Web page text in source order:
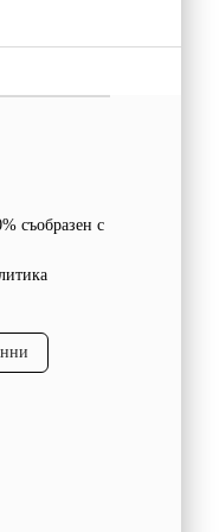
съобразен с